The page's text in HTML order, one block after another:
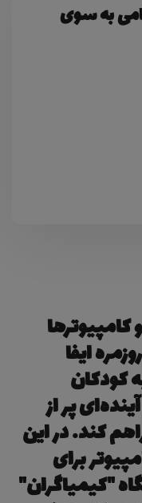
به سوی
کامپیوترها
ایفا
کودکان
پر از
کند. در این
برای
"کیمیاگران"